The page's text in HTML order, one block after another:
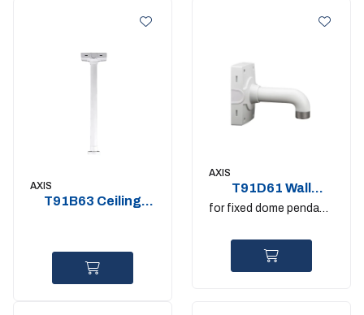
AXIS
T91B63 Ceiling
AXIS
T91D61 Wall
Bracket. 1.5" NPS
for fixed dome pendant